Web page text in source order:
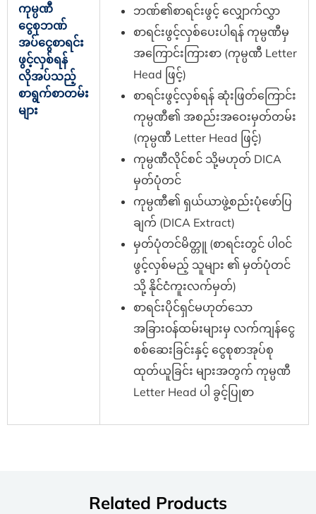
ကုမ္ပဏီ
ငွေစုဘဏ်
အပ်ငွေစာရင်း
ဖွင့်လှစ်ရန်
လိုအပ်သည့်
စာရွက်စာတမ်း
များ
ဘဏ်၏စာရင်းဖွင့် လျှောက်လွှာ
စာရင်းဖွင့်လှစ်ပေးပါရန် ကုမ္ပဏီမှ
အကြောင်းကြားစာ (ကုမ္ပဏီ Letter
Head ဖြင့်)
စာရင်းဖွင့်လှစ်ရန် ဆုံးဖြတ်ကြောင်း
ကုမ္ပဏီ၏ အစည်းအဝေးမှတ်တမ်း
(ကုမ္ပဏီ Letter Head ဖြင့်)
ကုမ္ပဏီလိုင်စင် သို့မဟုတ် DICA
မှတ်ပုံတင်‌
ကုမ္ပဏီ၏ ရှယ်ယာဖွဲ့စည်းပုံဖော်ပြ
ချက် (DICA Extract)
မှတ်ပုံတင်မိတ္တူ (စာရင်းတွင် ပါ၀င်
ဖွင့်လှစ်မည့် သူများ ၏ မှတ်ပုံတင်
သို့ နိုင်ငံကူးလက်မှတ်)
စာရင်းပိုင်ရှင်မဟုတ်သော
အခြား၀န်ထမ်းများမှ လက်ကျန်ငွေ
စစ်ဆေးခြင်းနှင့် ငွေစုစာအုပ်စု
ထုတ်ယူခြင်း များအတွက် ကုမ္ပဏီ
Letter Head ပါ ခွင့်ပြုစာ
Related Products